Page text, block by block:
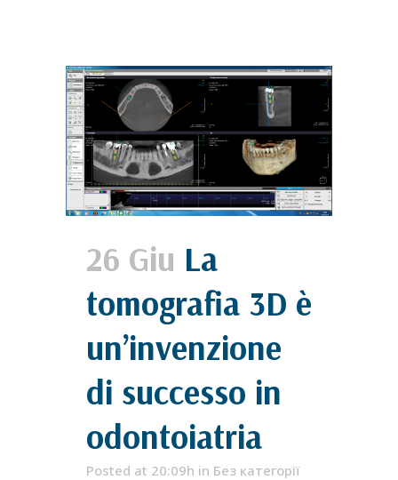
26 Giu La
tomografia 3D è
un’invenzione
di successo in
odontoiatria
Posted at 20:09h in Без категорії